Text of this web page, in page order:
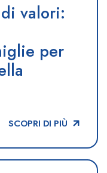
valori:
per
SCOPRI DI PIÙ